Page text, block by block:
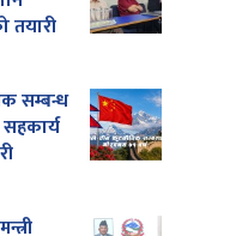
सम्बन्ध